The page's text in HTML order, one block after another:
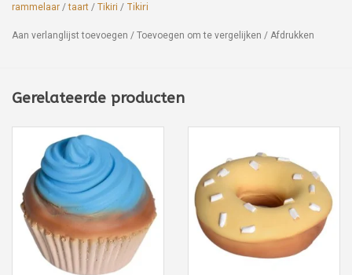
rammelaar /taart / Tikiri / Tikiri
Aan verlanglijst toevoegen / Toevoegen om te vergelijken / Afdrukken
Gerelateerde producten